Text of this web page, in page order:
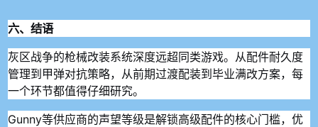
六、结语
灰区战争的枪械改装系统深度远超同类游戏。从配件耐久度
管理到甲弹对抗策略，从前期过渡配装到毕业满改方案，每
一个环节都值得仔细研究。
Gunny等供应商的声望等级是解锁高级配件的核心门槛，优